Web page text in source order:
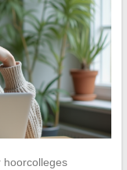
hoorcolleges